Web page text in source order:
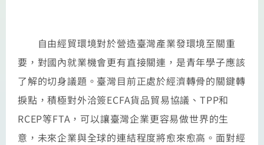
自由經貿環境對於營造臺灣產業發環境至關重
要，對國內就業機會更有直接關連，是青年學子應該
了解的切身議題。臺灣目前正處於經濟轉骨的關鍵轉
捩點，積極對外洽簽ECFA貨品貿易協議、TPP和
RCEP等FTA，可以讓臺灣企業更容易做世界的生
意，未來企業與全球的連結程度將愈來愈高。面對經